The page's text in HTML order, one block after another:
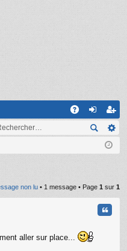
on ns
cri
non lu • 1 message • Page 1 sur 1
aller sur place...